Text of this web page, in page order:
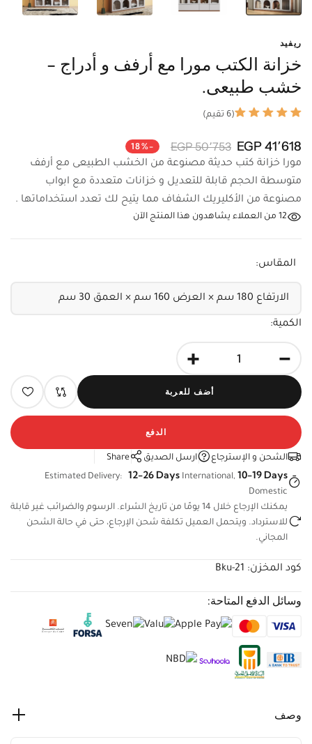
ريفيد
خزانة الكتب مورا مع أرفف و أدراج -
خشب طبيعى.
(6 تقيم)
41٬618 EGP 50٬753 EGP -18%
مورا خزانة كتب حديثة مصنوعة من الخشب الطبيعى مع أرفف
متوسطة الحجم قابلة للتعديل و خزانات متعددة مع ابواب
مصنوعة من الأكليريك الشفاف مما يتيح لك تعدد استخداماتها .
12 من العملاء يشاهدون هذا المنتج الآن
المقاس:
الكمية:
-
+
أضف للعربة
الدفع
الشحن و الإسترجاع ارسل الصديق
Share
Estimated Delivery: 12-26 Days International, 10-19 Days
Domestic
يمكنك الإرجاع خلال 14 يومًا من تاريخ الشراء. الرسوم والضرائب غير
قابلة للاسترداد. ويتحمل العميل تكلفة شحن الإرجاع، حتى في حالة
الشحن المجاني.
كود المخزن: Bku-21
وسائل الدفع المتاحة:
وصف